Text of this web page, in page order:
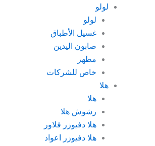
لولو
لولو
غسيل الأطباق
صابون اليدين
مطهر
خاص للشركات
هلا
هلا
رشوش هلا
هلا دفيوزر فلاور
هلا دفيوزر اعواد